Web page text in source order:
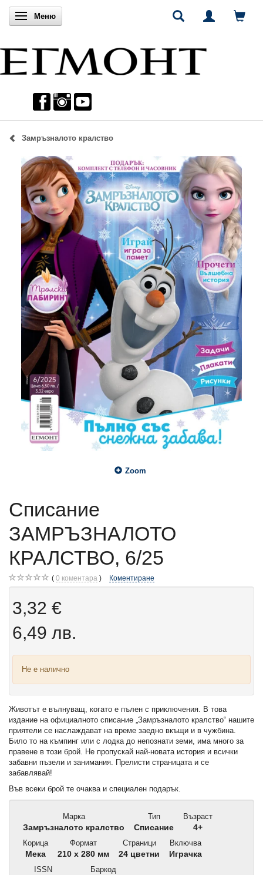
Включи навигацията
Меню
Замръзналото кралство
Zoom
Списание
ЗАМРЪЗНАЛОТО
КРАЛСТВО, 6/25
0 коментара Коментиране
3,32 €
6,49 лв.
Не е налично
Животът е вълнуващ, когато е пълен с приключения. В това
издание на официалното списание „Замръзналото кралство“ нашите
приятели се наслаждават на време заедно вкъщи и в чужбина.
Било то на къмпинг или с лодка до непознати земи, има много за
правене в този брой. Не пропускай най-новата история и всички
забавни пъзели и занимания. Прелисти страницата и се
забавлявай!
Във всеки брой те очаква и специален подарък.
Марка
Замръзналото кралство
Тип
Списание
Възраст
4+
Корица
Мека
Формат
210 x 280 мм
Страници
24 цветни
Включва
Играчка
ISSN
Баркод